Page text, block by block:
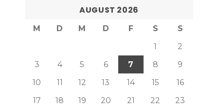
AUGUST 2026
M D M D F S
S
1
2
3
4 5 6 7 8
9
10
11 12 13 14 15
16
17
18 19 20 21 22
23